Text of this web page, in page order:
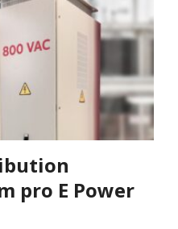
pro E Power